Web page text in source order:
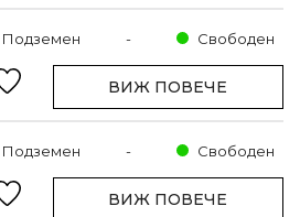
Подземен - Свободен
ВИЖ ПОВЕЧЕ
Подземен - Свободен
ВИЖ ПОВЕЧЕ